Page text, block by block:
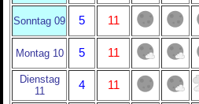
Sonntag 09 5 11
Montag 10 5 11
Dienstag
11
4 11